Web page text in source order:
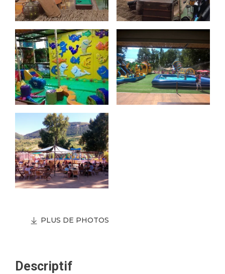
PLUS DE PHOTOS
Descriptif